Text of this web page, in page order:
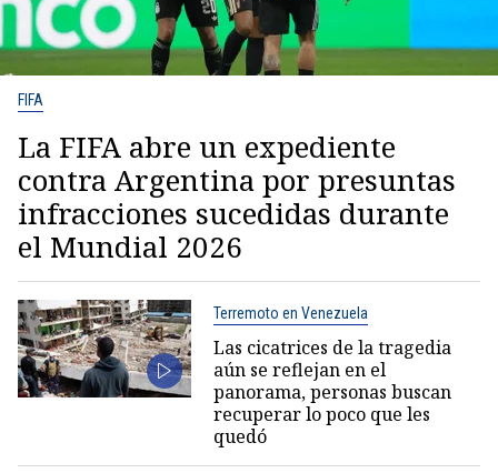
FIFA
La FIFA abre un expediente
contra Argentina por presuntas
infracciones sucedidas durante
el Mundial 2026
Terremoto en Venezuela
Las cicatrices de la tragedia
aún se reflejan en el
panorama, personas buscan
recuperar lo poco que les
quedó